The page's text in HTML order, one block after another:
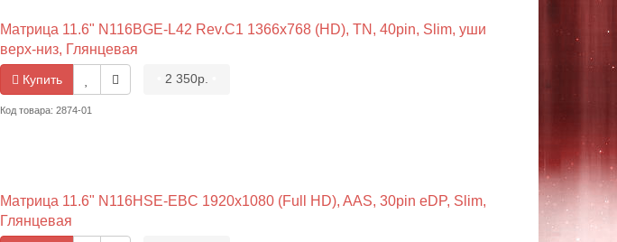
Матрица 11.6" N116BGE-L42 Rev.C1 1366x768 (HD), TN, 40pin, Slim, уши
верх-низ, Глянцевая
Купить 2 350р.
Код товара: 2874-01
Матрица 11.6" N116HSE-EBC 1920x1080 (Full HD), AAS, 30pin eDP, Slim,
Глянцевая